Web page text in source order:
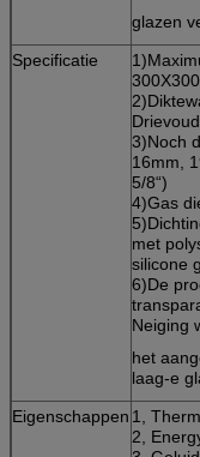
glazen
Specificatie
3)Noch
16mm,
5/8“)
4)Gas
met
silicone
6)De
Neiging
het
laag-e
Eigenschappen 1,
2,